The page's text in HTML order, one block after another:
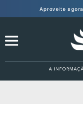
Aproveite agora